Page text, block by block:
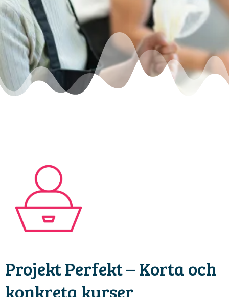
Projekt Perfekt – Korta och
konkreta kurser